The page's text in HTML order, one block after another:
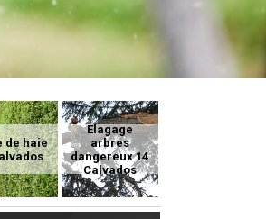
de haie
Elagage
arbres
dangereux 14
Calvados